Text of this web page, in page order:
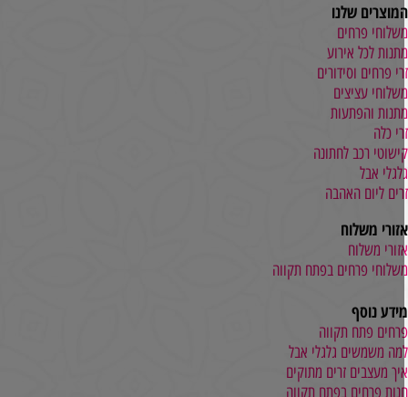
שלנו
פרחים
לכל אירוע
פרחים וסידורים
עציצים
והפתעות
כלה
רכב לחתונה
אבל
ליום האהבה
משלוח
משלוח
פרחים בפתח תקווה
נוסף
פתח תקווה
משמשים גלגלי אבל
מעצבים זרים מתוקים
פרחים בפתח תקווה